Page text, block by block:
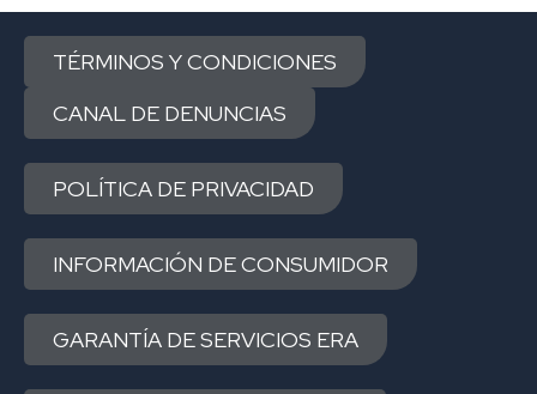
TÉRMINOS Y CONDICIONES
CANAL DE DENUNCIAS
POLÍTICA DE PRIVACIDAD
INFORMACIÓN DE CONSUMIDOR
GARANTÍA DE SERVICIOS ERA